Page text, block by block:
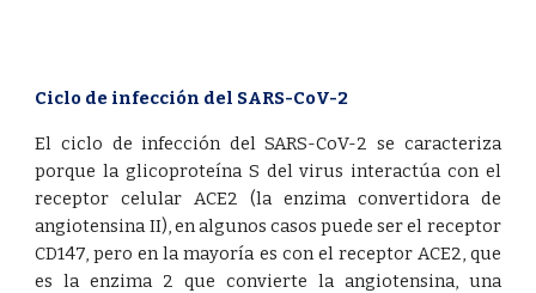
Ciclo de infección del SARS-CoV-2
El ciclo de infección del SARS-CoV-2 se caracteriza
porque la glicoproteína S del virus interactúa con el
receptor celular ACE2 (la enzima convertidora de
angiotensina II), en algunos casos puede ser el receptor
CD147, pero en la mayoría es con el receptor ACE2, que
es la enzima 2 que convierte la angiotensina, una